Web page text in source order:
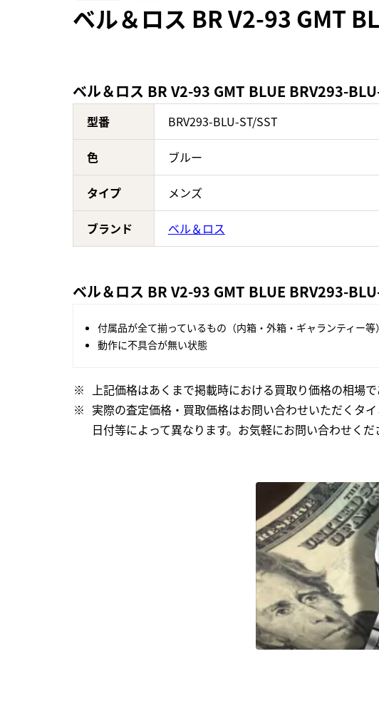
ベル＆ロス BR V2-93 GMT
ベル＆ロス BR V2-93 GMT BLUE BRV293-
型番 BRV293-BLU-ST/SST
色 ブルー
タイプ メンズ
ブランド ベル＆ロス
ベル＆ロス BR V2-93 GMT BLUE BRV293-
付属品が全て揃っているもの（内箱・外箱・ギャランティー等）
動作に不具合が無い状態
上記価格はあくまで掲載時における買取り価格の相場
実際の査定価格・買取価格はお問い合わせいただくタ
日付等によって異なります。お気軽にお問い合わせくだ